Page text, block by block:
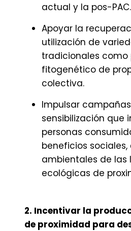
actual y la pos-PAC.
Apoyar la
utilización de
tradicionales
fitogenético de
colectiva.
Impulsar
sensibilización que
personas
beneficios
ambientales de las
ecológicas de
2. Incentivar la
de proximidad para